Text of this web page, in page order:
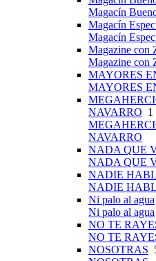
Magacín
Magacín
Magacín
Magazine con
Magazine con
MAYORES
MAYORES
NAVARRO 1
NAVARRO
NADA QUE
NADA QUE
NADIE
NADIE
Ni palo al agua
Ni palo al agua
NO TE
NO TE
NOSOTRAS